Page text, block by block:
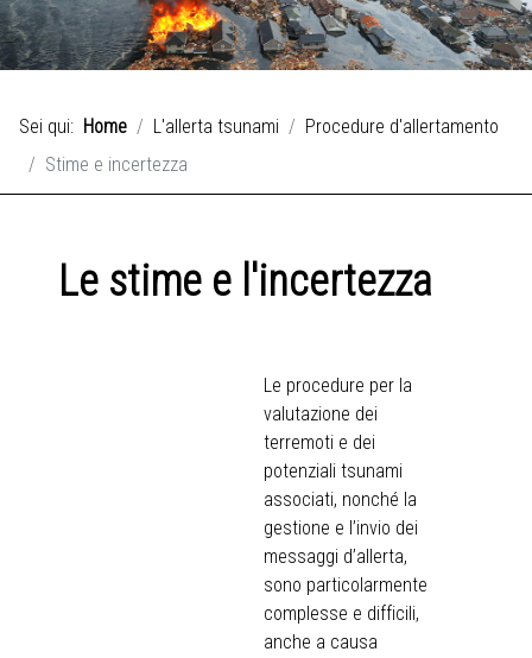
Sei qui: Home L'allerta tsunami
Procedure d'allertamento
Stime e incertezza
Le stime e l'incertezza
Le procedure per la
valutazione dei
terremoti e dei
potenziali tsunami
associati, nonché la
gestione e l’invio dei
messaggi d’allerta,
sono particolarmente
complesse e difficili,
anche a causa